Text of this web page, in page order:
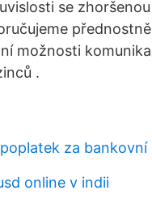
se
možnosti
.
za bankovní
online v indii